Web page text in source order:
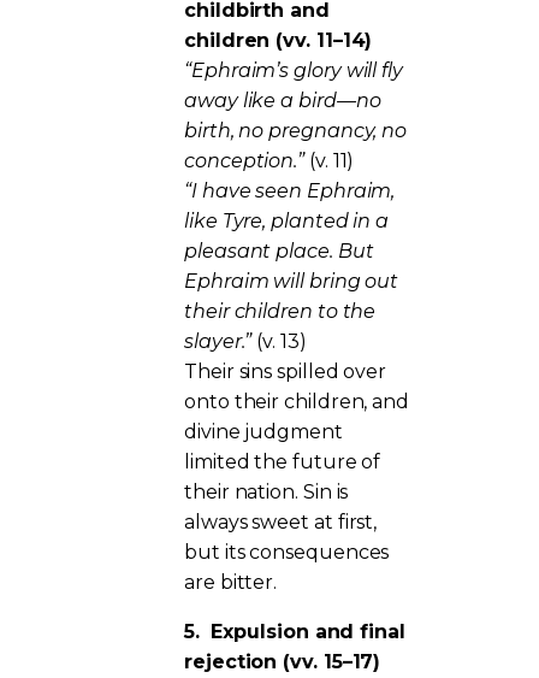
childbirth and
children (vv. 11–14)
“Ephraim’s glory will fly
away like a bird—no
birth, no pregnancy, no
conception.”(v. 11)
“I have seen Ephraim,
like Tyre, planted in a
pleasant place. But
Ephraim will bring out
their children to the
slayer.”(v. 13)
Their sins spilled over
onto their children, and
divine judgment
limited the future of
their nation. Sin is
always sweet at first,
but its consequences
are bitter.
5. Expulsion and final
rejection (vv. 15–17)